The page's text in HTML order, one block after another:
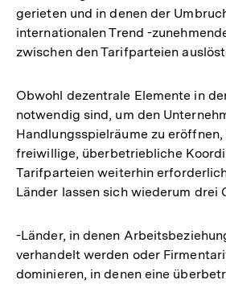
gerieten und in denen der
internationalen Trend -
zwischen den Tarifparteien
Obwohl dezentrale Elemente in
notwendig sind, um den
Handlungsspielräume zu
freiwillige, überbetriebliche
Tarifparteien weiterhin
Länder lassen sich wiederum drei
-Länder, in denen
verhandelt werden oder
dominieren, in denen eine